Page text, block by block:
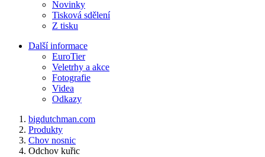
Novinky
Tisková sdělení
Z tisku
Další informace
EuroTier
Veletrhy a akce
Fotografie
Videa
Odkazy
bigdutchman.com
Produkty
Chov nosnic
Odchov kuřic